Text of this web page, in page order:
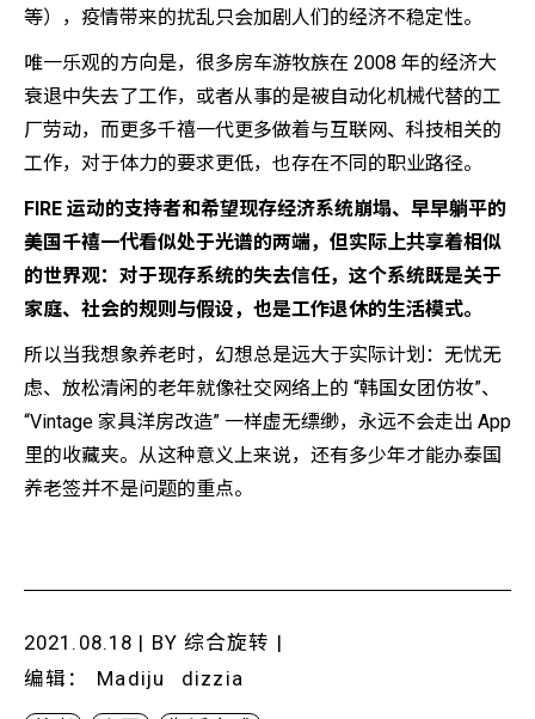
等），疫情带来的扰乱只会加剧人们的经济不稳定性。
唯一乐观的方向是，很多房车游牧族在 2008 年的经济大
衰退中失去了工作，或者从事的是被自动化机械代替的工
厂劳动，而更多千禧一代更多做着与互联网、科技相关的
工作，对于体力的要求更低，也存在不同的职业路径。
FIRE 运动的支持者和希望现存经济系统崩塌、早早躺平的
美国千禧一代看似处于光谱的两端，但实际上共享着相似
的世界观：对于现存系统的失去信任，这个系统既是关于
家庭、社会的规则与假设，也是工作退休的生活模式。
所以当我想象养老时，幻想总是远大于实际计划：无忧无
虑、放松清闲的老年就像社交网络上的 “韩国女团仿妆”、
“Vintage 家具洋房改造” 一样虚无缥缈，永远不会走出 App
里的收藏夹。从这种意义上来说，还有多少年才能办泰国
养老签并不是问题的重点。
2021.08.18 | BY 综合旋转 |
编辑 ： Madiju dizzia